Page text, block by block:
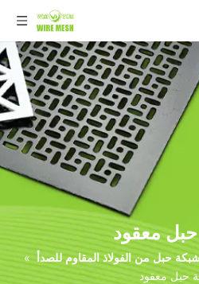
معقود
حبل من الفولاذ المقاوم للصدأ »
حبل معقود